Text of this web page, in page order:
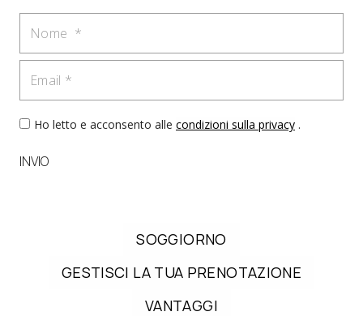
Ho letto e acconsento alle condizioni sulla privacy .
INVIO
SOGGIORNO
GESTISCI LA TUA PRENOTAZIONE
VANTAGGI